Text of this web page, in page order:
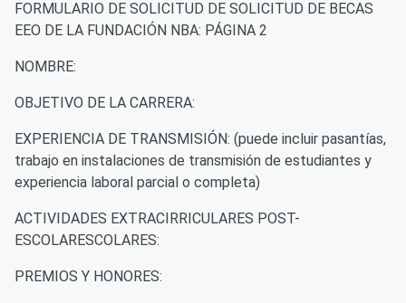
FORMULARIO DE SOLICITUD DE SOLICITUD DE BECAS
EEO DE LA FUNDACIÓN NBA: PÁGINA 2
NOMBRE:
OBJETIVO DE LA CARRERA:
EXPERIENCIA DE TRANSMISIÓN: (puede incluir pasantías,
trabajo en instalaciones de transmisión de estudiantes y
experiencia laboral parcial o completa)
ACTIVIDADES EXTRACIRRICULARES POST-
ESCOLARESCOLARES:
PREMIOS Y HONORES: